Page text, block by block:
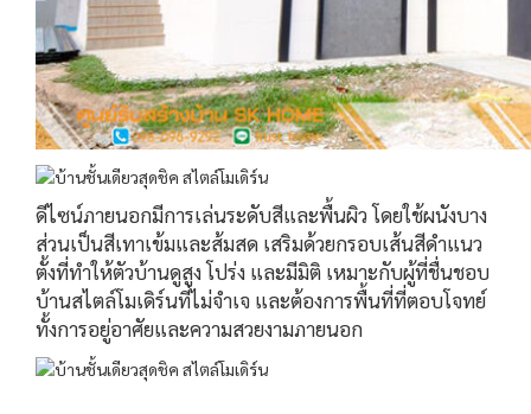
ดีไซน์ภายนอกมีการเล่นระดับสีและพื้นผิว โดยใช้ผนังบาง
ส่วนเป็นสีเทาเข้มและส้มสด เสริมด้วยกรอบเส้นสีดำแนว
ตั้งที่ทำให้ตัวบ้านดูสูง โปร่ง และมีมิติ เหมาะกับผู้ที่ชื่นชอบ
บ้านสไตล์โมเดิร์นที่ไม่จำเจ และต้องการพื้นที่ที่ตอบโจทย์
ทั้งการอยู่อาศัยและความสวยงามภายนอก